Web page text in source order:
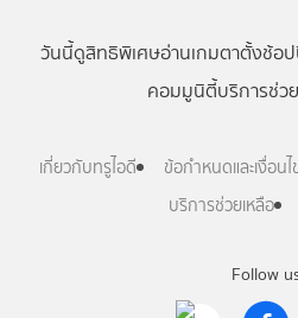
Follow
วันนี้ดูสิทธิพิเศษอ่านเกมตาตั้งช้อ
คอมมูนิตี้บริการช่ว
เกี่ยวกับทรูไอดี ข้อกำหนดและเงื่อนไ
บริการช่วยเหลือ